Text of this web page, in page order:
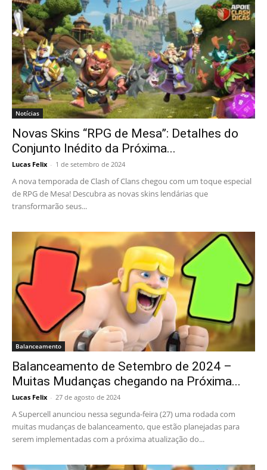
Notícias
Novas Skins “RPG de Mesa”: Detalhes do
Conjunto Inédito da Próxima...
Lucas Felix - 1 de setembro de 2024
A nova temporada de Clash of Clans chegou com um toque especial
de RPG de Mesa! Descubra as novas skins lendárias que
transformarão seus...
Balanceamento
Balanceamento de Setembro de 2024 –
Muitas Mudanças chegando na Próxima...
Lucas Felix - 27 de agosto de 2024
A Supercell anunciou nessa segunda-feira (27) uma rodada com
muitas mudanças de balanceamento, que estão planejadas para
serem implementadas com a próxima atualização do...